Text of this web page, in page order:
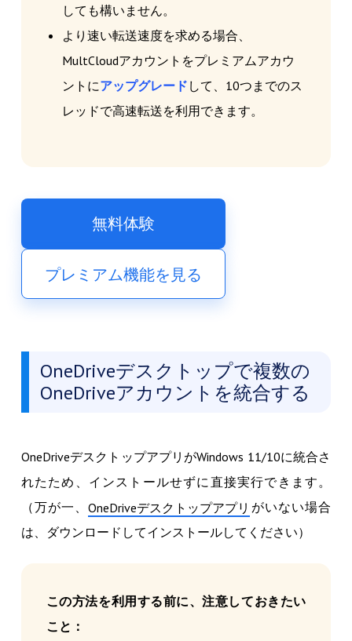
しても構いません。
より速い転送速度を求める場合、
MultCloudアカウントをプレミアムアカウ
ントにアップグレード して、10つまでのス
レッドで高速転送を利用できます。
無料体験
プレミアム機能を見る
OneDriveデスクトップで複数の
OneDriveアカウントを統合する
OneDriveデスクトップアプリがWindows 11/10に統合さ
れたため、インストールせずに直接実行できます。
（万が一、OneDriveデスクトップアプリ がいない場合
は、ダウンロードしてインストールしてください）
この方法を利用する前に、注意しておきたい
こと：